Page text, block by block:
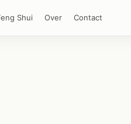
Shui Over Contact